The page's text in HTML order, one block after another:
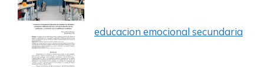
educacion emocional secundaria